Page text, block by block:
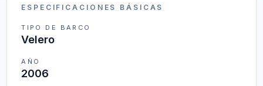
ESPECIFICACIONES BÁSICAS
TIPO DE BARCO
Velero
AÑO
2006